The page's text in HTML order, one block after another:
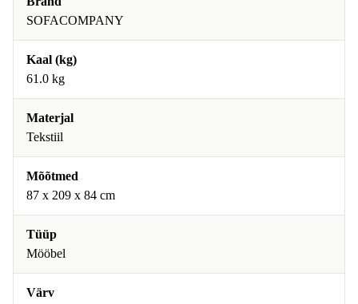
SOFACOMPANY
Kaal (kg)
61.0 kg
Materjal
Tekstiil
Mõõtmed
87 x 209 x 84 cm
Tüüp
Mööbel
Värv